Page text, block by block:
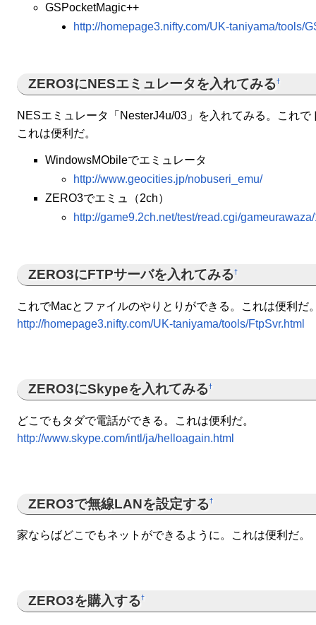
GSPocketMagic++
http://homepage3.nifty.com/UK-taniyama/tools/
ZERO3にNESエミュレータを入れてみる†
NESエミュレータ「NesterJ4u/03」を入れてみる。これで
これは便利だ。
WindowsMObileでエミュレータ
http://www.geocities.jp/nobuseri_emu/
ZERO3でエミュ（2ch）
http://game9.2ch.net/test/read.cgi/
ZERO3にFTPサーバを入れてみる†
これでMacとファイルのやりとりができる。これは便利だ
http://homepage3.nifty.com/UK-taniyama/tools/FtpSvr.html
ZERO3にSkypeを入れてみる†
どこでもタダで電話ができる。これは便利だ。
http://www.skype.com/intl/ja/helloagain.html
ZERO3で無線LANを設定する†
家ならばどこでもネットができるように。これは便利だ。
ZERO3を購入する†